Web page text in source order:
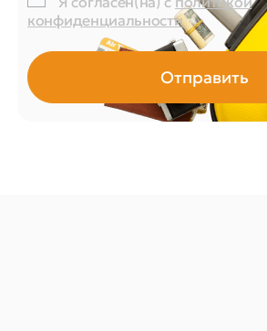
конфиденциальности
Отправить